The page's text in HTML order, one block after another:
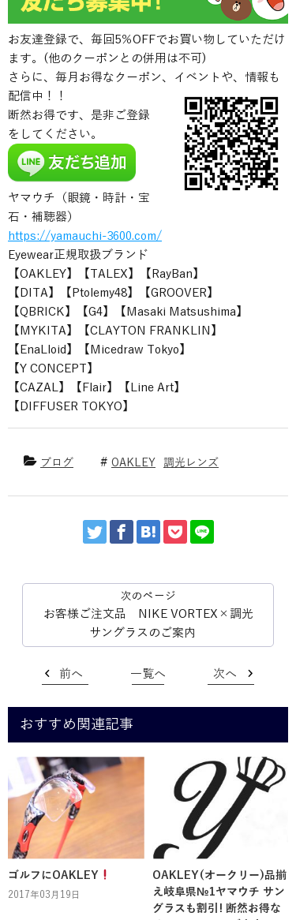
お友達登録で、毎回5％OFFでお買い物していただけ
ます。(他のクーポンとの併用は不可)
さらに、毎月お得なクーポン、イベントや、情報も
配信中！！
断然お得です、是非ご登録
をしてください。
ヤマウチ（眼鏡・時計・宝
石・補聴器）
https://yamauchi-3600.com/
Eyewear正規取扱ブランド
【OAKLEY】【TALEX】【RayBan】
【DITA】【Ptolemy48】【GROOVER】
【QBRICK】【G4】【Masaki Matsushima】
【MYKITA】【CLAYTON FRANKLIN】
【EnaLloid】【Micedraw Tokyo】
【Y CONCEPT】
【CAZAL】【Flair】【Line Art】
【DIFFUSER TOKYO】
ブログ OAKLEY 調光レンズ
お客様ご注文品 NIKE VORTEX×調光
サングラスのご案内
前へ 一覧へ 次へ
おすすめ関連記事
ゴルフにOAKLEY
2017年03月19日
OAKLEY(オークリー)品揃
え岐阜県№1ヤマウチ サン
グラスも割引! 断然お得な